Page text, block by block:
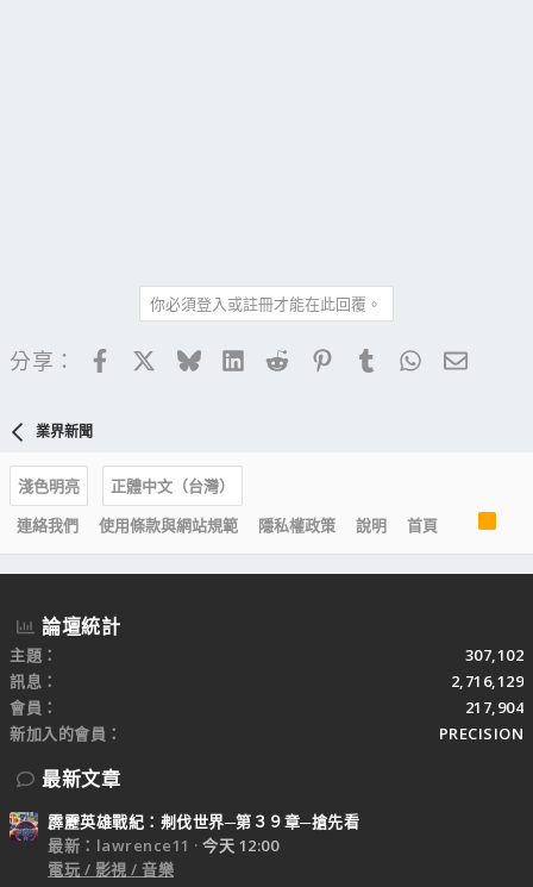
你必須登入或註冊才能在此回覆。
分享： FacebookBlueskyLinkedIn
Reddit PinterestTumblrWhatsApp
電子
業界新聞
淺色明亮
正體中文（台灣）
連絡我們
使用條款與網站規範 隱私權政策 說明 首頁
S
論壇統計
主題
307,102
訊息
2,716,129
會員
217,904
新加入的會員
PRECISION
最新文章
霹靂英雄戰紀：刜伐世界─第３９章─搶先看
最新：lawrence11
今天 12:00
電玩 / 影視 / 音樂